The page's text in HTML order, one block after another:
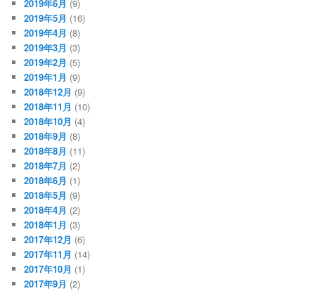
2019年6月 (9)
2019年5月 (16)
2019年4月 (8)
2019年3月 (3)
2019年2月 (5)
2019年1月 (9)
2018年12月 (9)
2018年11月 (10)
2018年10月 (4)
2018年9月 (8)
2018年8月 (11)
2018年7月 (2)
2018年6月 (1)
2018年5月 (9)
2018年4月 (2)
2018年1月 (3)
2017年12月 (6)
2017年11月 (14)
2017年10月 (1)
2017年9月 (2)